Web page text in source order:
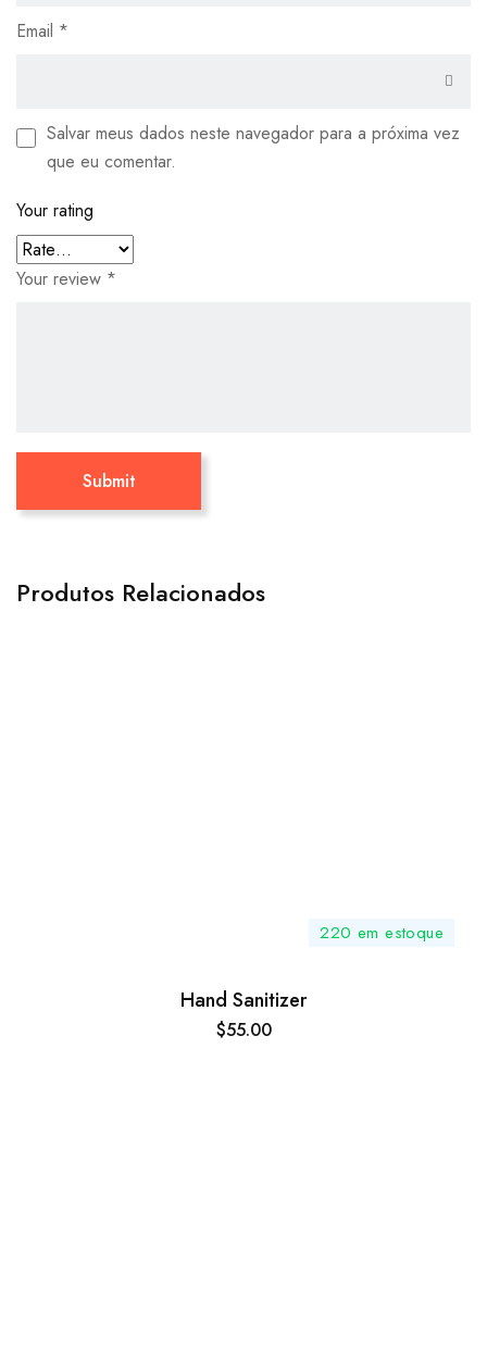
Email *
Salvar meus dados neste navegador para a próxima vez
que eu comentar.
Your rating
Your review *
Produtos Relacionados
220 em estoque
Hand Sanitizer
$55.00